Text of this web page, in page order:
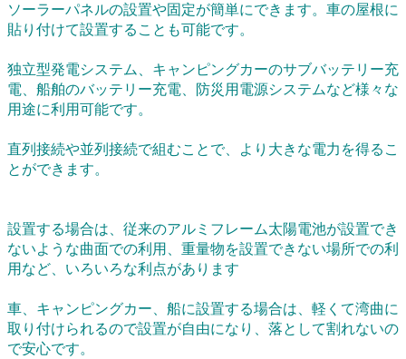
ソーラーパネルの設置や固定が簡単にできます。車の屋根に
貼り付けて設置することも可能です。
独立型発電システム、キャンピングカーのサブバッテリー充
電、船舶のバッテリー充電、防災用電源システムなど様々な
用途に利用可能です。
直列接続や並列接続で組むことで、より大きな電力を得るこ
とができます。
設置する場合は、従来のアルミフレーム太陽電池が設置でき
ないような曲面での利用、重量物を設置できない場所での利
用など、いろいろな利点があります
車、キャンピングカー、船に設置する場合は、軽くて湾曲に
取り付けられるので設置が自由になり、落として割れないの
で安心です。